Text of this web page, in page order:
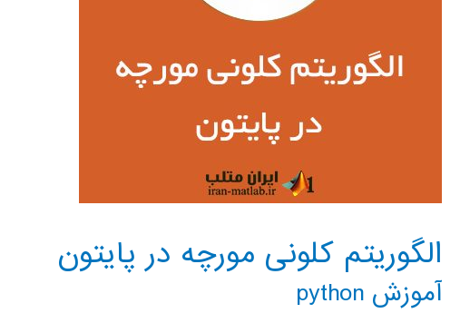
الگوریتم کلونی مورچه در پایتون
آموزش python